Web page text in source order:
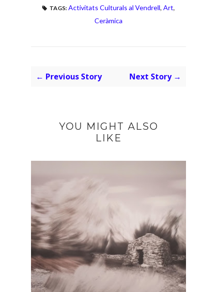
TAGS: Activitats Culturals al Vendrell, Art,
Ceràmica
← Previous Story Next Story →
YOU MIGHT ALSO
LIKE